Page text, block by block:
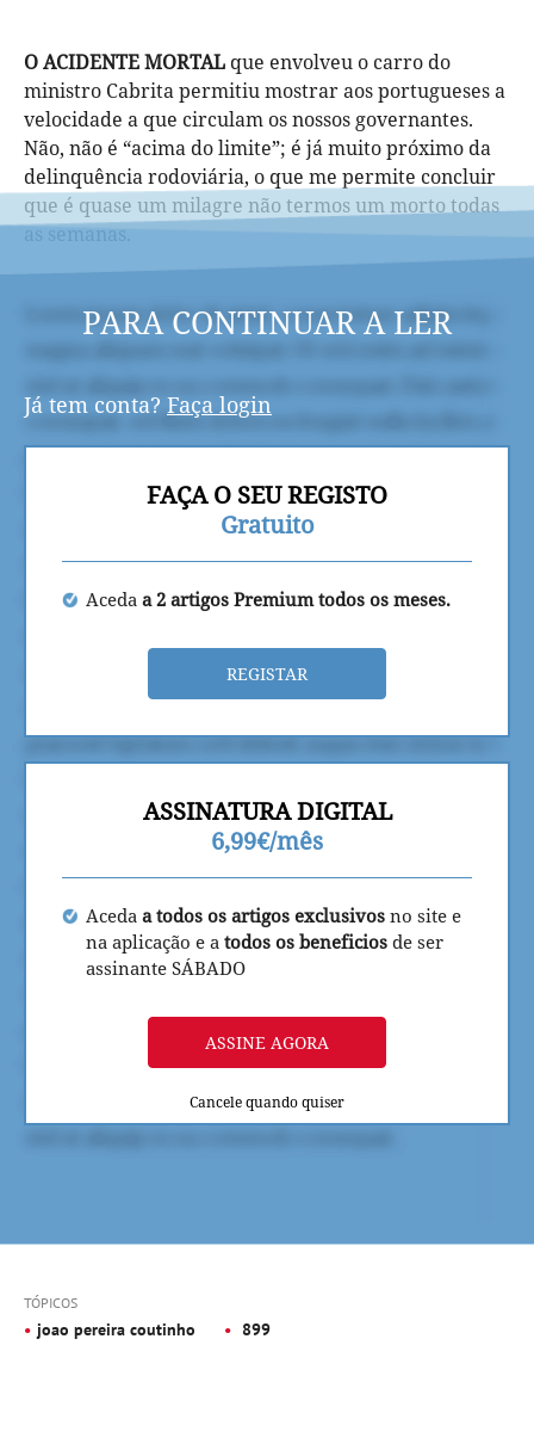
O ACIDENTE MORTAL que envolveu o carro do
ministro Cabrita permitiu mostrar aos portugueses a
velocidade a que circulam os nossos governantes.
Não, não é “acima do limite”; é já muito próximo da
delinquência rodoviária, o que me permite concluir
que é quase um milagre não termos um morto todas
as semanas.
PARA CONTINUAR A LER
Já tem conta? Faça login
FAÇA O SEU REGISTO
Gratuito
Aceda a 2 artigos Premium todos os meses.
REGISTAR
ASSINATURA DIGITAL
6,99€/mês
Aceda a todos os artigos exclusivos no site e
na aplicação e a todos os beneficios de ser
assinante SÁBADO
ASSINE AGORA
Cancele quando quiser
TÓPICOS
joao pereira coutinho 899